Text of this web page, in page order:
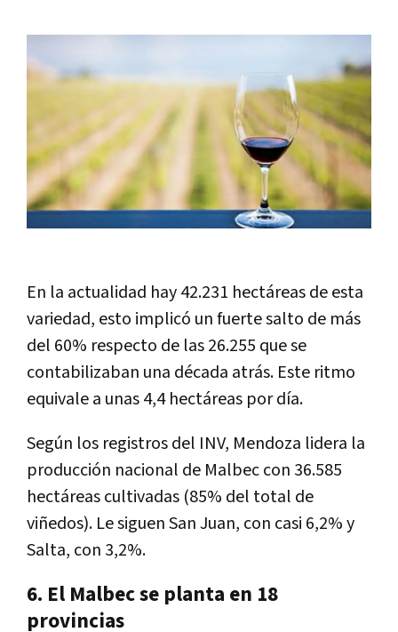
En la actualidad hay 42.231 hectáreas de esta
variedad, esto implicó un fuerte salto de más
del 60% respecto de las 26.255 que se
contabilizaban una década atrás. Este ritmo
equivale a unas 4,4 hectáreas por día.
Según los registros del INV, Mendoza lidera la
producción nacional de Malbec con 36.585
hectáreas cultivadas (85% del total de
viñedos). Le siguen San Juan, con casi 6,2% y
Salta, con 3,2%.
6. El Malbec se planta en 18
provincias